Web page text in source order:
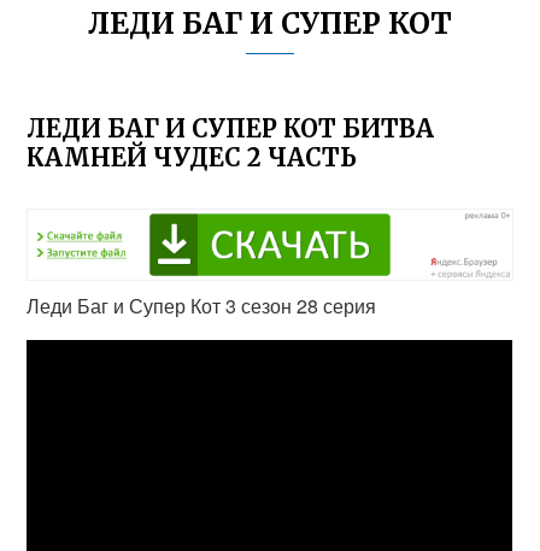
ЛЕДИ БАГ И СУПЕР КОТ
ЛЕДИ БАГ И СУПЕР КОТ БИТВА
КАМНЕЙ ЧУДЕС 2 ЧАСТЬ
Леди Баг и Супер Кот 3 сезон 28 серия